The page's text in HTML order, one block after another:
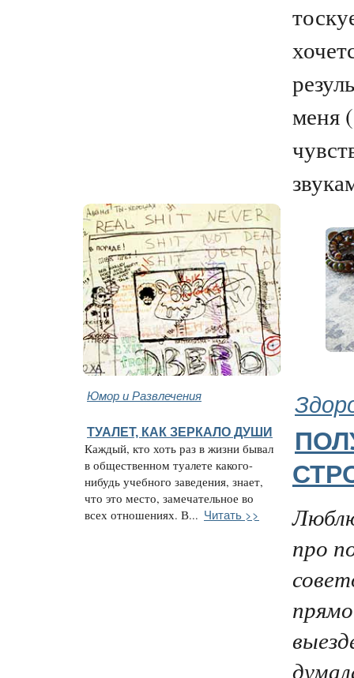
меня
Юмор и Развлечения
ТУАЛЕТ, КАК ЗЕРКАЛО ДУШИ
Каждый, кто хоть раз в жизни бывал
в общественном туалете какого-
нибудь учебного заведения, знает,
что это место, замечательное во
всех отношениях. В... Читать >>
про